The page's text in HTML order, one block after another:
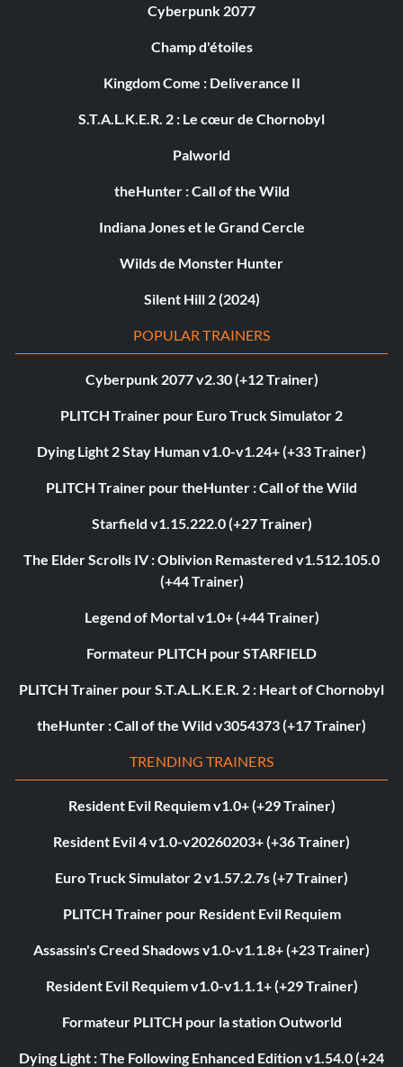
Cyberpunk 2077
Champ d'étoiles
Kingdom Come : Deliverance II
S.T.A.L.K.E.R. 2 : Le cœur de Chornobyl
Palworld
theHunter : Call of the Wild
Indiana Jones et le Grand Cercle
Wilds de Monster Hunter
Silent Hill 2 (2024)
POPULAR TRAINERS
Cyberpunk 2077 v2.30 (+12 Trainer)
PLITCH Trainer pour Euro Truck Simulator 2
Dying Light 2 Stay Human v1.0-v1.24+ (+33 Trainer)
PLITCH Trainer pour theHunter : Call of the Wild
Starfield v1.15.222.0 (+27 Trainer)
The Elder Scrolls IV : Oblivion Remastered v1.512.105.0
(+44 Trainer)
Legend of Mortal v1.0+ (+44 Trainer)
Formateur PLITCH pour STARFIELD
PLITCH Trainer pour S.T.A.L.K.E.R. 2 : Heart of Chornobyl
theHunter : Call of the Wild v3054373 (+17 Trainer)
TRENDING TRAINERS
Resident Evil Requiem v1.0+ (+29 Trainer)
Resident Evil 4 v1.0-v20260203+ (+36 Trainer)
Euro Truck Simulator 2 v1.57.2.7s (+7 Trainer)
PLITCH Trainer pour Resident Evil Requiem
Assassin's Creed Shadows v1.0-v1.1.8+ (+23 Trainer)
Resident Evil Requiem v1.0-v1.1.1+ (+29 Trainer)
Formateur PLITCH pour la station Outworld
Dying Light : The Following Enhanced Edition v1.54.0 (+24